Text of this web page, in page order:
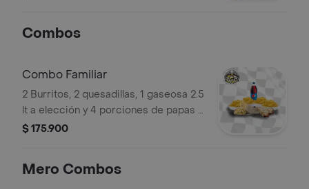
Combos
Combo Familiar
2 Burritos, 2 quesadillas, 1 gaseosa 2.5
lt a elección y 4 porciones de papas a
la francesa ó 4 nachos crujientes.
$ 175.900
Mero Combos